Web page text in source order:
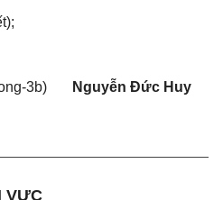
3b) Nguyễn Đức Huy
VỰC